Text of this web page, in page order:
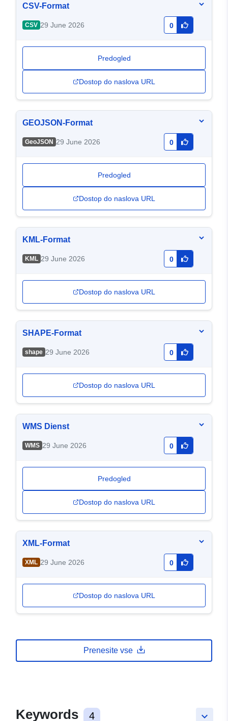
CSV-Format
CSV 29 June 2026 0
Predogled
Dostop do naslova URL
GEOJSON-Format
GeoJSON 29 June 2026 0
Predogled
Dostop do naslova URL
KML-Format
KML 29 June 2026 0
Dostop do naslova URL
SHAPE-Format
shape 29 June 2026 0
Dostop do naslova URL
WMS Dienst
WMS 29 June 2026 0
Predogled
Dostop do naslova URL
XML-Format
XML 29 June 2026 0
Dostop do naslova URL
Prenesite vse
keyboard_arrow_down
Keywords 4